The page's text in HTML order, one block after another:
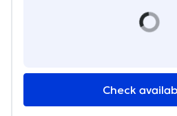
Check